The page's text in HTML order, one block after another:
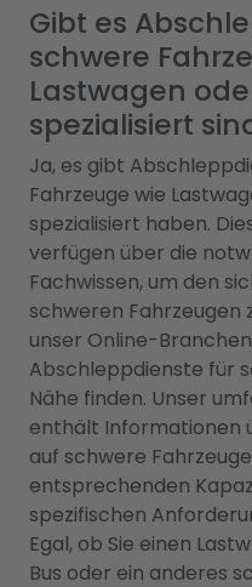
Gibt es
schwere
Lastwagen
spezialisiert
Ja, es gibt
Fahrzeuge wie
spezialisiert haben.
verfügen über die
Fachwissen, um den
schweren Fahrzeugen
unser Online-
Abschleppdienste für
Nähe finden. Unser
enthält Informationen
auf schwere
entsprechenden
spezifischen
Egal, ob Sie einen
Bus oder ein anderes